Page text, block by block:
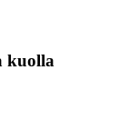
kuolla